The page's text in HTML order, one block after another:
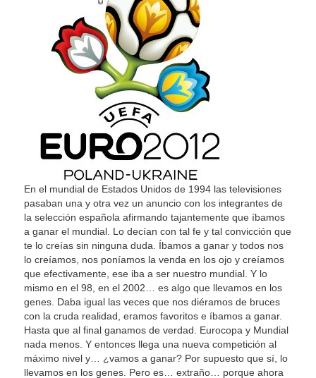
En el mundial de Estados Unidos de 1994 las televisiones
pasaban una y otra vez un anuncio con los integrantes de
la selección española afirmando tajantemente que íbamos
a ganar el mundial. Lo decían con tal fe y tal convicción que
te lo creías sin ninguna duda. Íbamos a ganar y todos nos
lo creíamos, nos poníamos la venda en los ojo y creíamos
que efectivamente, ese iba a ser nuestro mundial. Y lo
mismo en el 98, en el 2002… es algo que llevamos en los
genes. Daba igual las veces que nos diéramos de bruces
con la cruda realidad, eramos favoritos e íbamos a ganar.
Hasta que al final ganamos de verdad. Eurocopa y Mundial
nada menos. Y entonces llega una nueva competición al
máximo nivel y… ¿vamos a ganar? Por supuesto que sí, lo
llevamos en los genes. Pero es… extraño… porque ahora